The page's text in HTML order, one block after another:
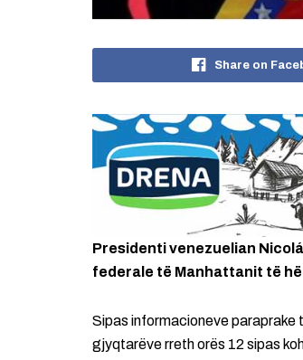
Share on
Presidenti venezuelian
federale të Manhattanit të
Sipas informacioneve paraprake
gjyqtarëve rreth orës 12 sipas